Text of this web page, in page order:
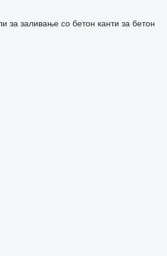
за заливање со бетон канти за бетон